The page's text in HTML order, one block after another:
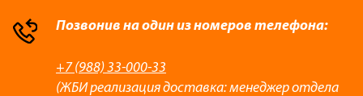
Позвонив на один из номеров телефона:
+7 (988) 33-000-33
(ЖБИ реализация доставка: менеджер отдела